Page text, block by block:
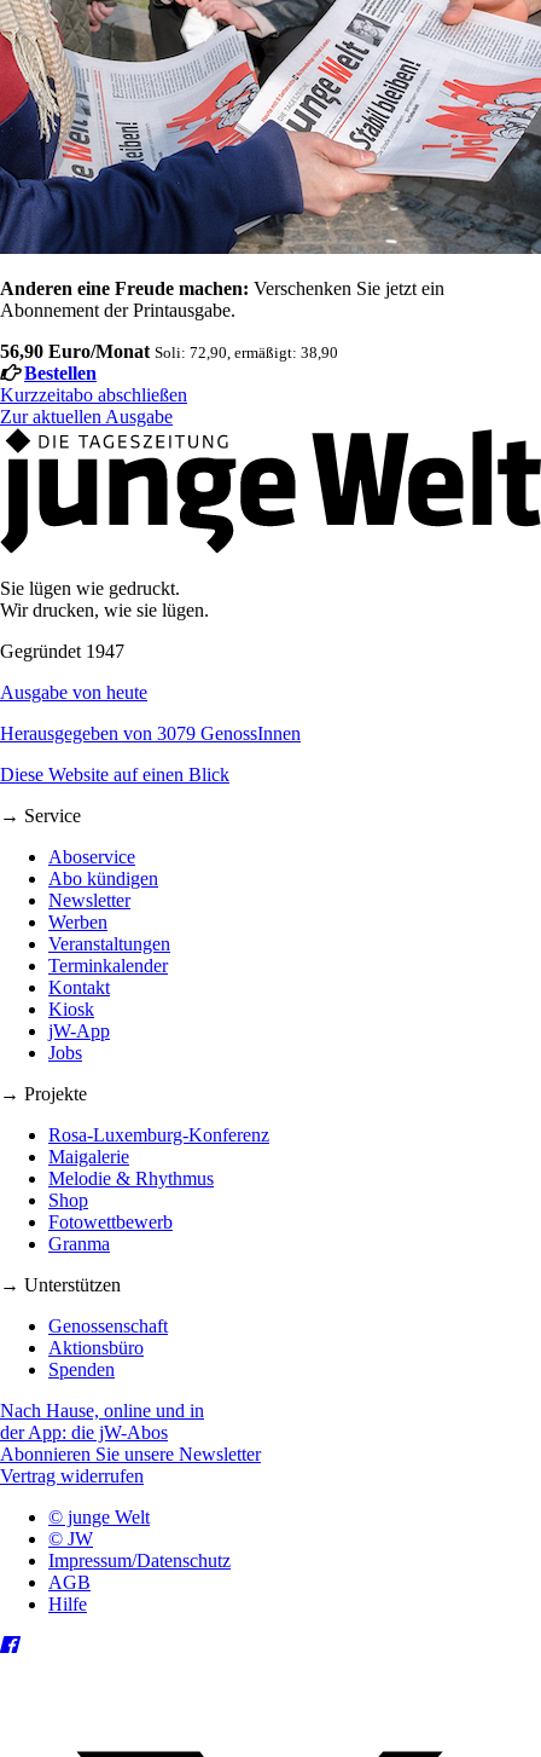
Anderen eine Freude machen: Verschenken Sie jetzt ein
Abonnement der Printausgabe.
56,90 Euro/Monat Soli: 72,90, ermäßigt: 38,90
Bestellen
Kurzzeitabo abschließen
Zur aktuellen Ausgabe
Sie lügen wie gedruckt.
Wir drucken, wie sie lügen.
Gegründet 1947
Ausgabe von heute
Herausgegeben von 3079 GenossInnen
Diese Website auf einen Blick
→ Service
Aboservice
Abo kündigen
Newsletter
Werben
Veranstaltungen
Terminkalender
Kontakt
Kiosk
jW-App
Jobs
→ Projekte
Rosa-Luxemburg-Konferenz
Maigalerie
Melodie & Rhythmus
Shop
Fotowettbewerb
Granma
→ Unterstützen
Genossenschaft
Aktionsbüro
Spenden
Nach Hause, online und in
der App: die jW-Abos
Abonnieren Sie unsere Newsletter
Vertrag widerrufen
© junge Welt
© JW
Impressum/Datenschutz
AGB
Hilfe